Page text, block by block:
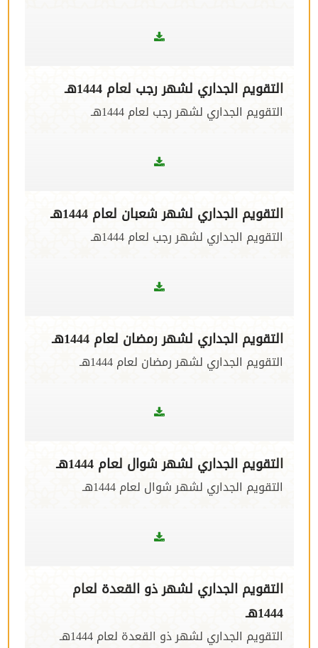
التقويم الجداري لشهر رجب لعام 1444هـ
التقويم الجداري لشهر رجب لعام 1444هـ
التقويم الجداري لشهر شعبان لعام 1444هـ
التقويم الجداري لشهر رجب لعام 1444هـ
التقويم الجداري لشهر رمضان لعام 1444هـ
التقويم الجداري لشهر رمضان لعام 1444هـ
التقويم الجداري لشهر شوال لعام 1444هـ
التقويم الجداري لشهر شوال لعام 1444هـ
التقويم الجداري لشهر ذو القعدة لعام
1444هـ
التقويم الجداري لشهر ذو القعدة لعام 1444هـ